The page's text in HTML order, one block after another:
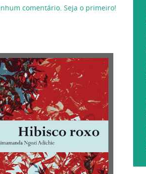
comentário. Seja o primeiro!